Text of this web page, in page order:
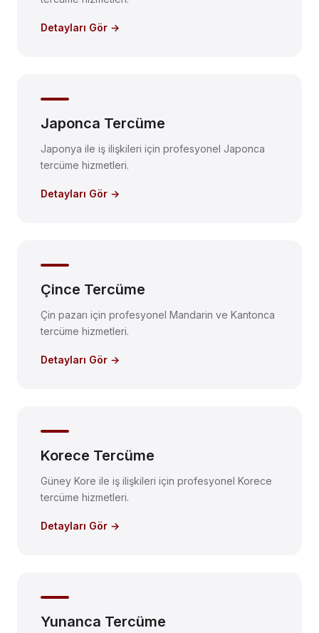
Detayları Gör →
Japonca Tercüme
Japonya ile iş ilişkileri için profesyonel Japonca
tercüme hizmetleri.
Detayları Gör →
Çince Tercüme
Çin pazarı için profesyonel Mandarin ve Kantonca
tercüme hizmetleri.
Detayları Gör →
Korece Tercüme
Güney Kore ile iş ilişkileri için profesyonel Korece
tercüme hizmetleri.
Detayları Gör →
Yunanca Tercüme